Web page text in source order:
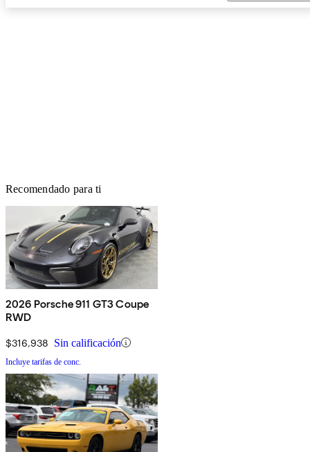
Recomendado para ti
2026 Porsche 911 GT3 Coupe
RWD
$316,938 Sin calificación
Incluye tarifas de conc.